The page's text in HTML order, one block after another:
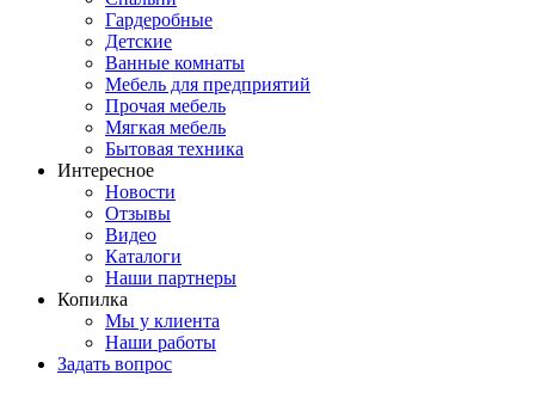
Гардеробные
Детские
Ванные комнаты
Мебель для предприятий
Прочая мебель
Мягкая мебель
Бытовая техника
Интересное
Новости
Отзывы
Видео
Каталоги
Наши партнеры
Копилка
Мы у клиента
Наши работы
Задать вопрос